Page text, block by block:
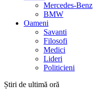
Mercedes-Benz
BMW
Oameni
Savanti
Filosofi
Medici
Lideri
Politicieni
Știri de ultimă oră